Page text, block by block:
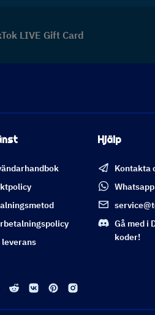
LIVE Gift Card
leverans
Hjälp
Kontakta
Whatsapp
Gå med i
koder!